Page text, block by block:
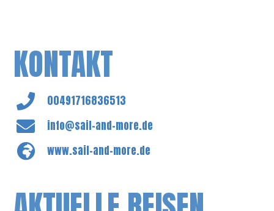
KONTAKT
00491716836513
info@sail-and-more.de
www.sail-and-more.de